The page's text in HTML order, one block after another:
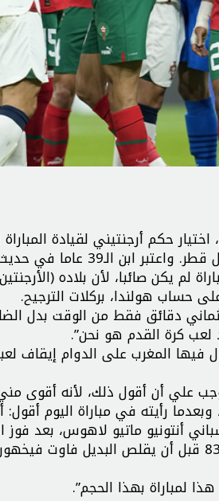
اختيار حكم أرجنتيني لقيادة
0-1 السبت، في الدور ربع
لم يكن صائبا، لأن بلاده
حساب هولندا، بركلات الترجيح.
دقائق فقط من الوقت بدل
لعب كرة القدم هو نحن”.
جدا، فبعد 90 دقيقة حاول فيها المغرب على
علي أن أقول ذلك، لأنه أقوى
رأيته في مباراة اليوم أقول:
أنتونيو ماتيو لاهوس، بعد فوز
تقدمت خلاله الأرجنتين 2-0 حتى الدقيقة 83 قبل
لمباراة بهذا الحجم”.